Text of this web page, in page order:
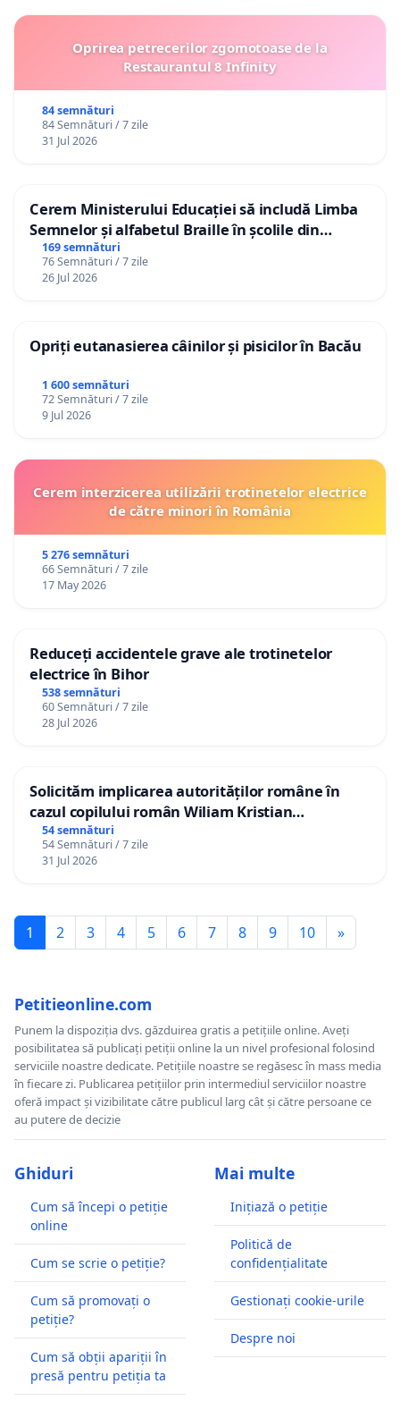
Oprirea petrecerilor zgomotoase de la
Restaurantul 8 Infinity
84 semnături
84 Semnături / 7 zile
31 Jul 2026
Cerem Ministerului Educației să includă Limba
Semnelor și alfabetul Braille în școlile din
Republica Moldova!
169 semnături
76 Semnături / 7 zile
26 Jul 2026
Opriți eutanasierea câinilor și pisicilor în Bacău
1 600 semnături
72 Semnături / 7 zile
9 Jul 2026
Cerem interzicerea utilizării trotinetelor electrice
de către minori în România
5 276 semnături
66 Semnături / 7 zile
17 May 2026
Reduceți accidentele grave ale trotinetelor
electrice în Bihor
538 semnături
60 Semnături / 7 zile
28 Jul 2026
Solicităm implicarea autorităților române în
cazul copilului român Wiliam Kristian
Gheorghe, aflat în plasament în Danemarca de
12 ani
54 semnături
54 Semnături / 7 zile
31 Jul 2026
1 2 3 4 5 6 7 8 9 10 »
Petitieonline.com
Punem la dispoziția dvs. găzduirea gratis a petițiile online. Aveți
posibilitatea să publicați petiții online la un nivel profesional folosind
serviciile noastre dedicate. Petițiile noastre se regăsesc în mass media
în fiecare zi. Publicarea petițiilor prin intermediul serviciilor noastre
oferă impact și vizibilitate către publicul larg cât și către persoane ce
au putere de decizie
Ghiduri
Cum să începi o petiție
online
Cum se scrie o petiție?
Cum să promovați o
petiție?
Cum să obții apariții în
presă pentru petiția ta
Mai multe
Inițiază o petiție
Politică de
confidențialitate
Gestionați cookie-urile
Despre noi